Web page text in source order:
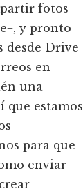
fotos
y pronto
desde Drive
en
una
que estamos
para que
enviar